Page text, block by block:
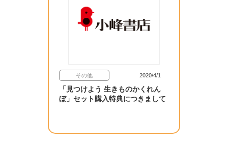
その他 2020/4/1
「見つけよう 生きものかくれん
ぼ」セット購入特典につきまして